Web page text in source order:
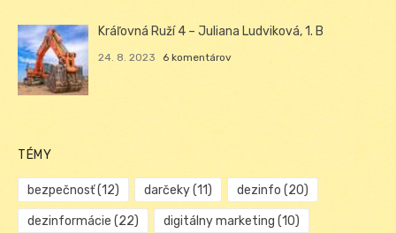
Kráľovná Ruží 4 – Juliana Ludviková, 1. B
24. 8. 2023 6 komentárov
TÉMY
bezpečnosť(12) darčeky(11) dezinfo (20)
dezinformácie (22) digitálny marketing (10)